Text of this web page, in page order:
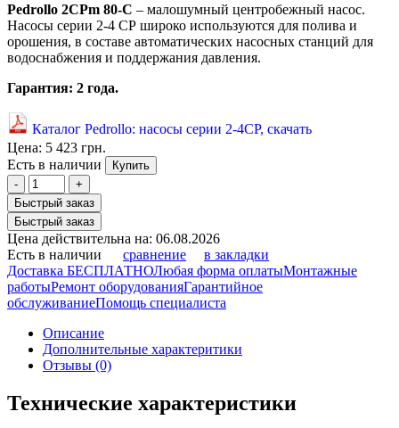
Pedrollo 2CPm 80-C – малошумный центробежный насос.
Насосы серии 2-4 СР широко используются для полива и
орошения, в составе автоматических насосных станций для
водоснабжения и поддержания давления.
Гарантия: 2 года.
Каталог Pedrollo: насосы серии 2-4СР, скачать
Цена: 5 423 грн.
Есть в наличии
Купить
-
+
Быстрый заказ
Быстрый заказ
Цена действительна на: 06.08.2026
Есть в наличии
сравнение
в закладки
Доставка БЕСПЛАТНОЛюбая форма оплатыМонтажные
работыРемонт оборудованияГарантийное
обслуживаниеПомощь специалиста
Описание
Дополнительные характеритики
Отзывы (0)
Технические характеристики